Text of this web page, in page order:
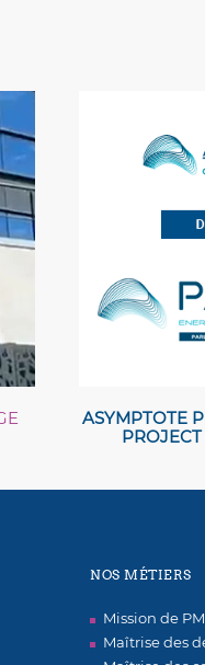
ASYMPTOTE
NOS MÉTIERS
Mission de
Maîtrise des